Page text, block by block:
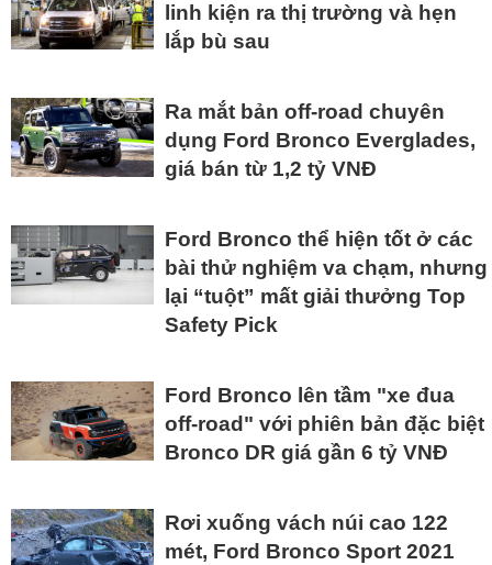
linh kiện ra thị trường và hẹn
lắp bù sau
Ra mắt bản off-road chuyên
dụng Ford Bronco Everglades,
giá bán từ 1,2 tỷ VNĐ
Ford Bronco thể hiện tốt ở các
bài thử nghiệm va chạm, nhưng
lại “tuột” mất giải thưởng Top
Safety Pick
Ford Bronco lên tầm "xe đua
off-road" với phiên bản đặc biệt
Bronco DR giá gần 6 tỷ VNĐ
Rơi xuống vách núi cao 122
mét, Ford Bronco Sport 2021